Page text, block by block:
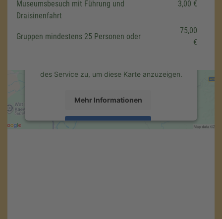
Museumsbesuch mit Führung und
Draisinenfahrt
3,00 €
Gruppen mindestens 25 Personen oder
75,00
€
laden!
Drittanbieters, um Karteninhalte einzubetten.
des Service zu, um diese Karte anzuzeigen.
Mehr Informationen